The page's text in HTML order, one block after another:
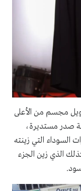
مجسم من الأعلى
صدر مستديرة،
السوداء التي زينته
الذي زين الجزء